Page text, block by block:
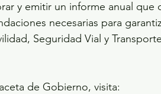
y emitir un informe anual
necesarias para
Seguridad Vial y
de Gobierno, visita: